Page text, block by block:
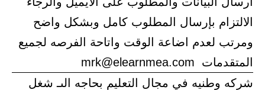
الالتزام بإرسال المطلوب كامل وبشكل واضح
ومرتب لعدم اضاعة الوقت واتاحة الفرصه لجميع
المتقدمات mrk@elearnmea.com
شركه وطنيه في مجال التعليم بحاجه الىـ شغل